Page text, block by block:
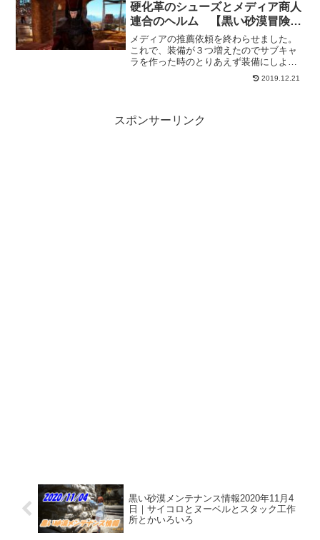
硬化革のシューズとメディア商人
連合のヘルム 【黒い砂漠冒険日
誌５１】
メディアの推薦依頼を終わらせました。
これで、装備が３つ増えたのでサブキャ
ラを作った時のとりあえず装備にしよう
かと思っています。意外と、足装備は有
2019.12.21
スポンサーリンク
黒い砂漠メンテナンス情報2020年11月4
日｜サイコロとヌーベルとスタック工作
所とかいろいろ